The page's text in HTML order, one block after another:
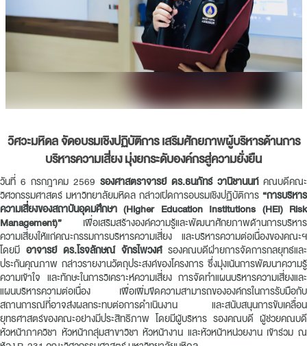
วิศวะมหิดล จัดอบรมเชิงปฏิบัติการ เสริมศักยภาพผู้บริหารด้านการ
บริหารความเสี่ยง มุ่งยกระดับองค์กรสู่ความยั่งยืน
วันที่ 6 กรกฎาคม 2569 รองศาสตราจารย์ ดร.ธนภัทร์ วานิชานนท์คณบดีคณะ
วิศวกรรมศาสตร์ มหาวิทยาลัยมหิดล กล่าวเปิดการอบรมเชิงปฏิบัติการ “การบริหาร
ความเสี่ยงของสถาบันอุดมศึกษา (Higher Education Institutions (HEI) Risk
Management)” เพื่อเสริมสร้างองค์ความรู้และพัฒนาศักยภาพด้านการบริหาร
ความเสี่ยงให้แก่คณะกรรมการบริหารความเสี่ยง และบริหารความต่อเนื่องของคณะฯ
โดยมี อาจารย์ ดร.โรจลักษณ์ จักรไพวงศ์รองคณบดีฝ่ายการจัดการกลยุทธ์และ
ประกันคุณภาพ กล่าวรายงานวัตถุประสงค์ของโครงการ ซึ่งมุ่งเน้นการพัฒนาความรู้
ความเข้าใจ และทักษะในการวิเคราะห์ความเสี่ยง การจัดทำแผนบริหารความเสี่ยงและ
แผนบริหารความต่อเนื่อง เพื่อเพิ่มขีดความสามารถขององค์กรในการรับมือกับ
สถานการณ์ที่อาจส่งผลกระทบต่อการดำเนินงาน และสนับสนุนการขับเคลื่อน
ยุทธศาสตร์ของคณะอย่างมีประสิทธิภาพ โดยมีผู้บริหาร รองคณบดี ผู้ช่วยคณบดี
หัวหน้าภาควิชา หัวหน้ากลุ่มสาขาวิชา หัวหน้างาน และหัวหน้าหน่วยงาน เข้าร่วม ณ